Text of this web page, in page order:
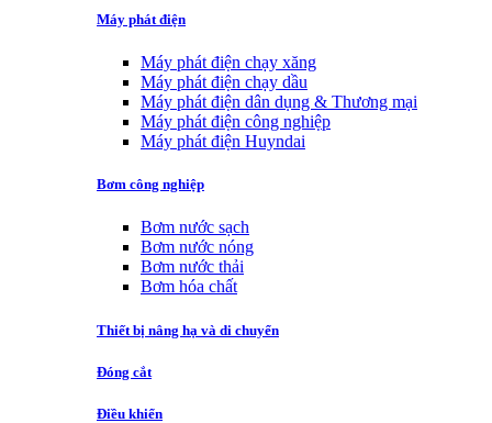
Máy phát điện
Máy phát điện chạy xăng
Máy phát điện chạy dầu
Máy phát điện dân dụng & Thương mại
Máy phát điện công nghiệp
Máy phát điện Huyndai
Bơm công nghiệp
Bơm nước sạch
Bơm nước nóng
Bơm nước thải
Bơm hóa chất
Thiết bị nâng hạ và di chuyển
Đóng cắt
Điều khiển